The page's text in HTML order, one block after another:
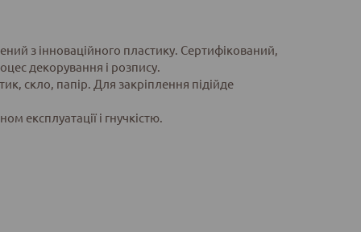
з інноваційного пластику. Сертифікований,
декорування і розпису.
скло, папір. Для закріплення підійде
експлуатації і гнучкістю.